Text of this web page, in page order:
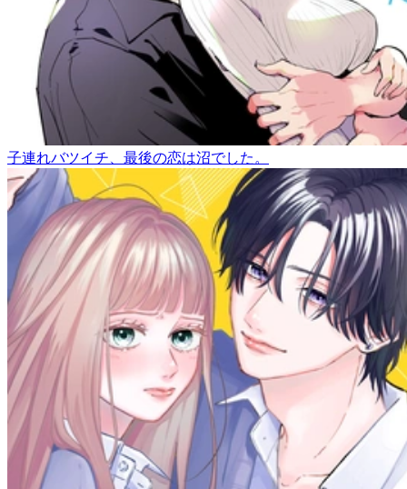
子連れバツイチ、最後の恋は沼でした。